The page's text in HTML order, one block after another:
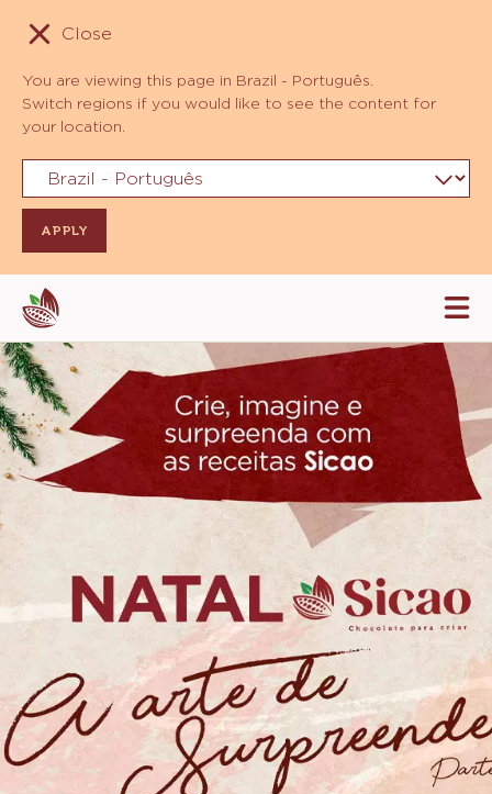
Close
You are viewing this page in Brazil - Português.
Switch regions if you would like to see the content for
your location.
Skip
to
main
content